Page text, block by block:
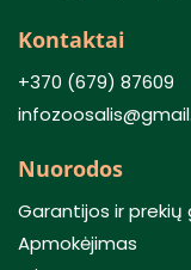
Kontaktai
+370 (679) 87609
Nuorodos
Garantijos ir prekių
Apmokėjimas